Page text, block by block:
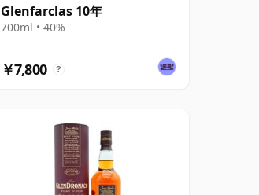
Glenfarclas 10年
700ml • 40%
￥7,800 ?